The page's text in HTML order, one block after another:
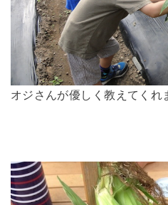
オジさんが優しく教えてく